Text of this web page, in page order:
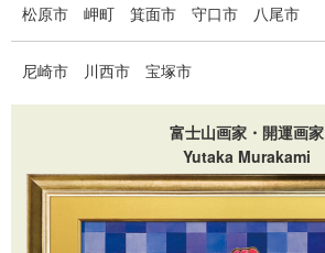
松原市 岬町 箕面市 守口市 八尾市
尼崎市 川西市 宝塚市
富士山画家・開運画家
Yutaka Murakami